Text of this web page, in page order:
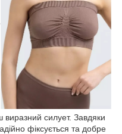
виразний силует. Завдяки
фіксується та добре